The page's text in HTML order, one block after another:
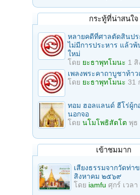
กระทู้ที่น่าสนใจ
หลายคดีที่ศาลตัดสินปร
ไม่มีการประหาร แล้ว
ใหม่
โดย ยะธาพุทโมนะ 1 สิ
เพลงพระคาถาบูชาท้า
โดย ยะธาพุทโมนะ 31
ทอม ฮอลแลนด์ ฮีโร่ผู้ก
นอกจอ
โดย นโมโพธิสัตโต พุธ
เข้าชมมาก
เสียงธรรมจากวัดท่
สิงหาคม ๒๕๖๙
โดย iamfu ศุกร์ เวลา